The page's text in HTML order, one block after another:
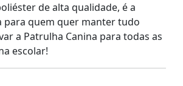
de alta qualidade, é a
para quem quer manter tudo
a Patrulha Canina para todas as
escolar!